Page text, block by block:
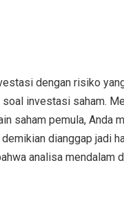
dengan risiko
investasi saham.
saham pemula, Anda
dianggap jadi
analisa mendalam